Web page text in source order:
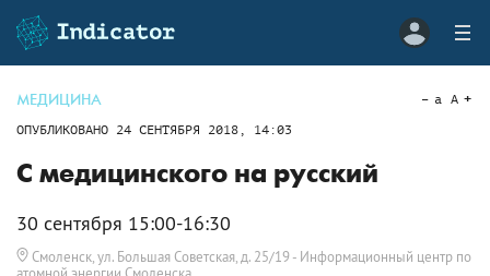
МЕДИЦИНА
ОПУБЛИКОВАНО 24 СЕНТЯБРЯ 2018, 14:03
a A
С медицинского на русский
30 сентября 15:00-16:30
Смоленск, ул. Большая Советская, д. 25/19- Информационный центр по